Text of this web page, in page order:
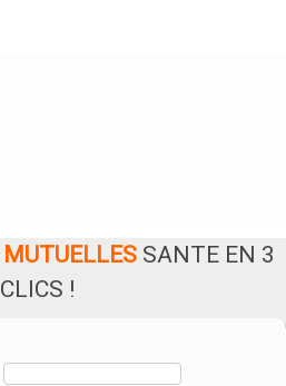
MUTUELLES SANTE EN 3
CLICS !